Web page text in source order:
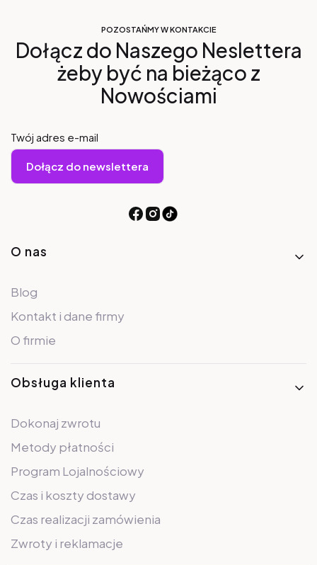
POZOSTAŃMY W KONTAKCIE
Dołącz do Naszego Neslettera
żeby być na bieżąco z
Nowościami
Twój adres e-mail
Dołącz do newslettera
Linki w stopce
O nas
Blog
Kontakt i dane firmy
O firmie
Obsługa klienta
Dokonaj zwrotu
Metody płatności
Program Lojalnościowy
Czas i koszty dostawy
Czas realizacji zamówienia
Zwroty i reklamacje